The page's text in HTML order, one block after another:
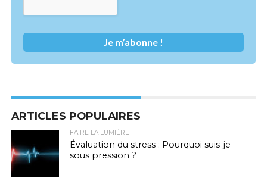
ARTICLES POPULAIRES
FAIRE LA LUMIÈRE
Évaluation du stress : Pourquoi suis-je
sous pression ?